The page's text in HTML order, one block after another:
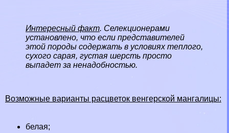
Интересный факт. Селекционерами
установлено, что если представителей
этой породы содержать в условиях теплого,
сухого сарая, густая шерсть просто
выпадет за ненадобностью.
Возможные варианты расцветок венгерской мангалицы:
белая;